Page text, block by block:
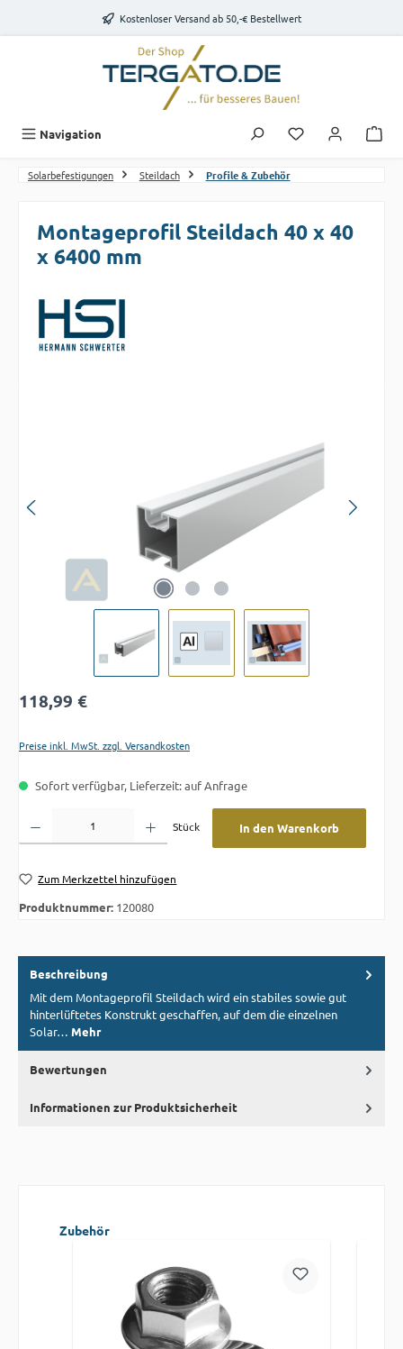
Zum Hauptinhalt springenKostenloser Versand ab 50,-€ Bestellwert
Navigation Du hast 0
Solarbefestigungen Steildach Profile & Zubehör
Montageprofil Steildach 40 x 40
x 6400 mm
Regulärer Preis:
118,99 €
Preise inkl. MwSt. zzgl. Versandkosten
Sofort verfügbar, Lieferzeit: auf Anfrage
Stück
In den Warenkorb
Zum Merkzettel hinzufügen
Produktnummer: 120080
Beschreibung
Mit dem Montageprofil Steildach wird ein stabiles sowie gut
hinterlüftetes Konstrukt geschaffen, auf dem die einzelnen
Solar… Mehr
Bewertungen
Informationen zur Produktsicherheit
Produktgalerie überspringen
Zubehör